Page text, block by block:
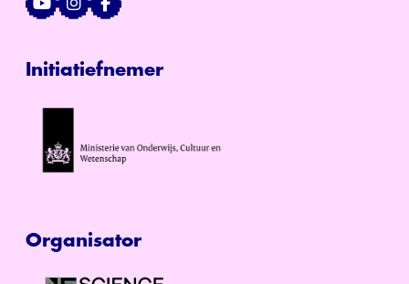
Initiatiefnemer
Organisator